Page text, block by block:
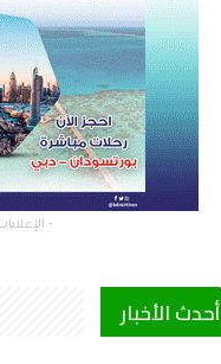
- الإعلانات -
أحدث الأخبار